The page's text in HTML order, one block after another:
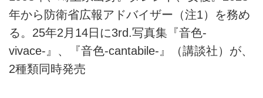
年から防衛省広報アドバイザー（注1）を務め
る。25年2月14日に3rd.写真集『音色-
vivace-』、『音色-cantabile-』（講談社）が、
2種類同時発売